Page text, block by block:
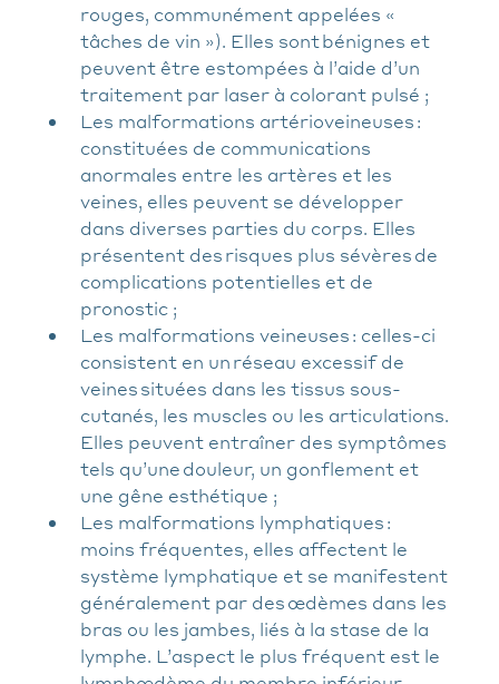
rouges, communément appelées «
tâches de vin »). Elles sont bénignes et
peuvent être estompées à l’aide d’un
traitement par laser à colorant pulsé ;
Les malformations artérioveineuses :
constituées de communications
anormales entre les artères et les
veines, elles peuvent se développer
dans diverses parties du corps. Elles
présentent des risques plus sévères de
complications potentielles et de
pronostic ;
Les malformations veineuses : celles-ci
consistent en un réseau excessif de
veines situées dans les tissus sous-
cutanés, les muscles ou les articulations.
Elles peuvent entraîner des symptômes
tels qu’une douleur, un gonflement et
une gêne esthétique ;
Les malformations lymphatiques :
moins fréquentes, elles affectent le
système lymphatique et se manifestent
généralement par des œdèmes dans les
bras ou les jambes, liés à la stase de la
lymphe. L’aspect le plus fréquent est le